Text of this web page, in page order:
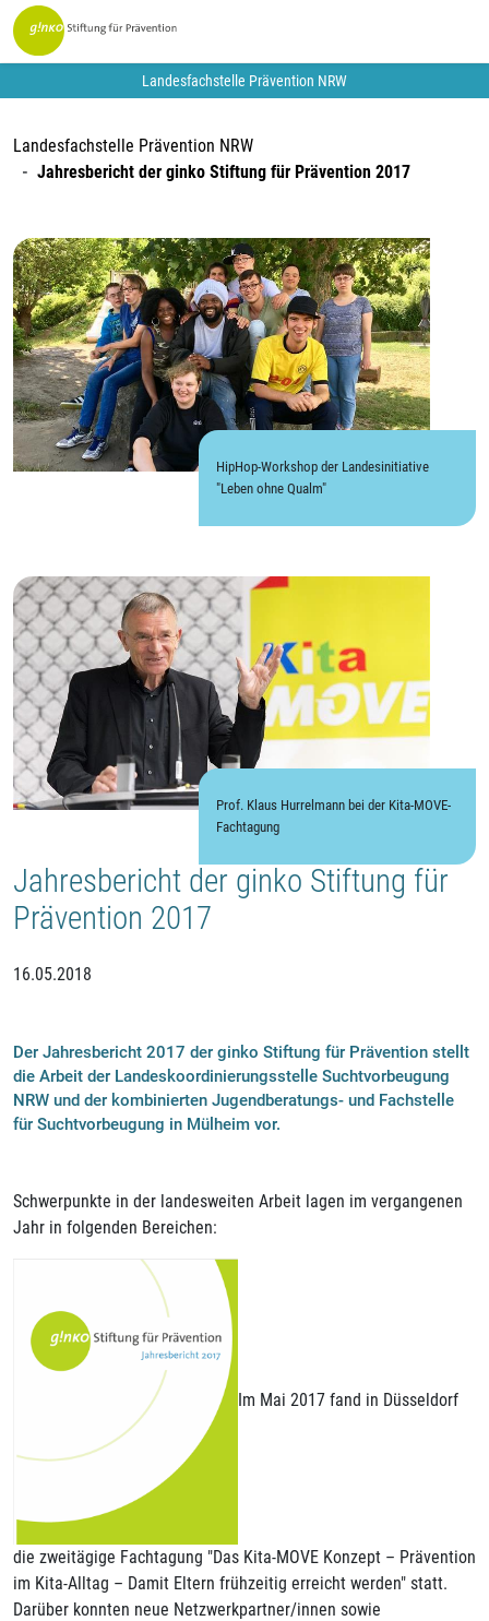
Landesfachstelle Prävention NRW
Landesfachstelle Prävention NRW
Jahresbericht der ginko Stiftung für Prävention 2017
HipHop-Workshop der Landesinitiative
"Leben ohne Qualm"
Prof. Klaus Hurrelmann bei der Kita-MOVE-
Fachtagung
Jahresbericht der ginko Stiftung für
Prävention 2017
16.05.2018
Der Jahresbericht 2017 der ginko Stiftung für Prävention stellt
die Arbeit der Landeskoordinierungsstelle Suchtvorbeugung
NRW und der kombinierten Jugendberatungs- und Fachstelle
für Suchtvorbeugung in Mülheim vor.
Schwerpunkte in der landesweiten Arbeit lagen im vergangenen
Jahr in folgenden Bereichen:
Im Mai 2017 fand in Düsseldorf
die zweitägige Fachtagung "Das Kita-MOVE Konzept – Prävention
im Kita-Alltag – Damit Eltern frühzeitig erreicht werden" statt.
Darüber konnten neue Netzwerkpartner/innen sowie